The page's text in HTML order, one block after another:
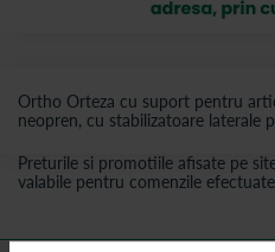
Ortho Orteza cu suport pentru
neopren, cu stabilizatoare laterale
Preturile si promotiile afisate pe
valabile pentru comenzile